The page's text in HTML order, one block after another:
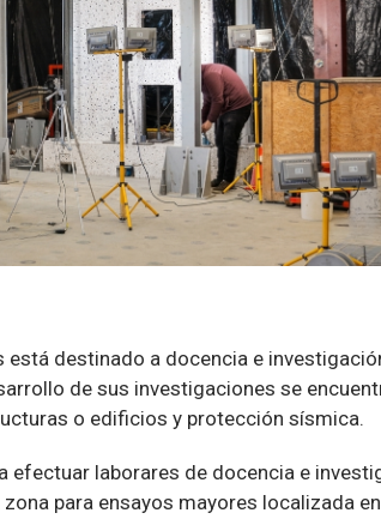
está destinado a docencia e
de sus investigaciones se
o edificios y protección sísmica.
efectuar laborares de docencia e
para ensayos mayores localizada